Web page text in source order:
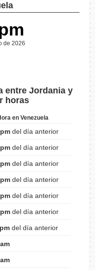
de 2026
entre Jordania y
horas
en Venezuela
del día anterior
del día anterior
del día anterior
del día anterior
del día anterior
del día anterior
del día anterior